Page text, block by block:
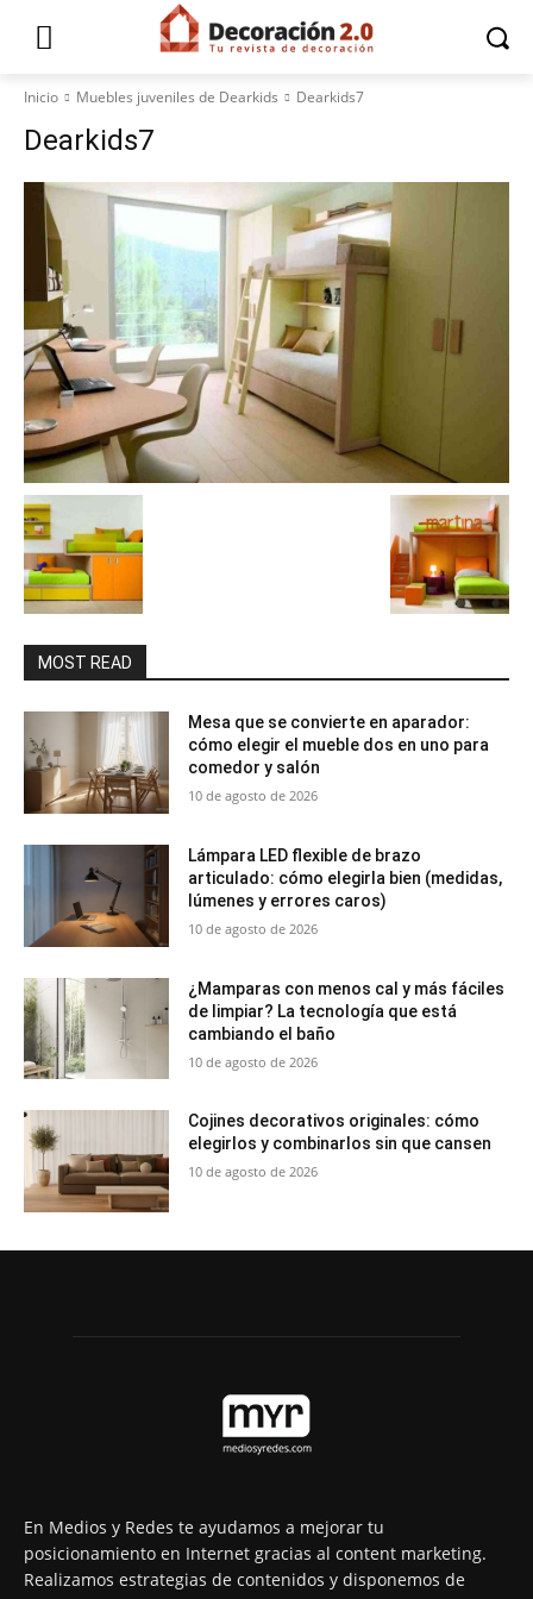
Inicio Muebles juveniles de Dearkids Dearkids7
Dearkids7
MOST READ
Mesa que se convierte en aparador:
cómo elegir el mueble dos en uno para
comedor y salón
10 de agosto de 2026
Lámpara LED flexible de brazo
articulado: cómo elegirla bien (medidas,
lúmenes y errores caros)
10 de agosto de 2026
¿Mamparas con menos cal y más fáciles
de limpiar? La tecnología que está
cambiando el baño
10 de agosto de 2026
Cojines decorativos originales: cómo
elegirlos y combinarlos sin que cansen
10 de agosto de 2026
En Medios y Redes te ayudamos a mejorar tu
posicionamiento en Internet gracias al content marketing.
Realizamos estrategias de contenidos y disponemos de